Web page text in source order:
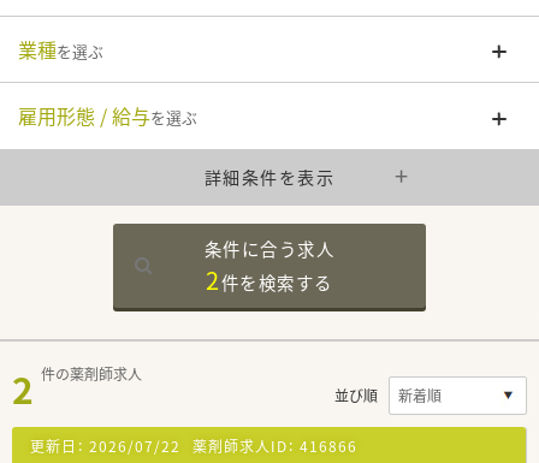
業種を選ぶ
雇用形態 / 給与を選ぶ
詳細条件を表示
条件に合う求人
2件を検索する
2 件の薬剤師求人
並び順
更新日： 2026/07/22 薬剤師求人ID： 416866